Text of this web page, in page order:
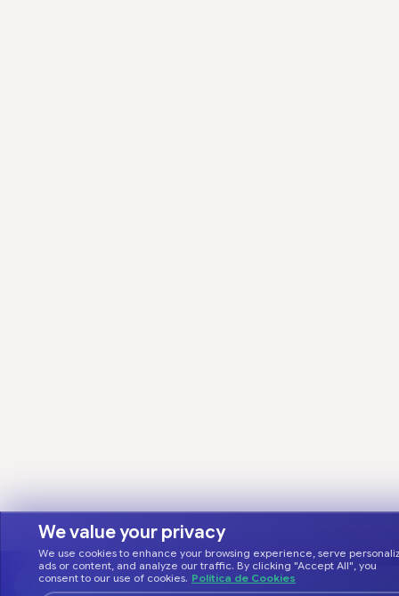
We value your privacy
We use cookies to enhance your browsing experience, serve
ads or content, and analyze our traffic. By clicking "Accept All", you
consent to our use of cookies. Política de Cookies